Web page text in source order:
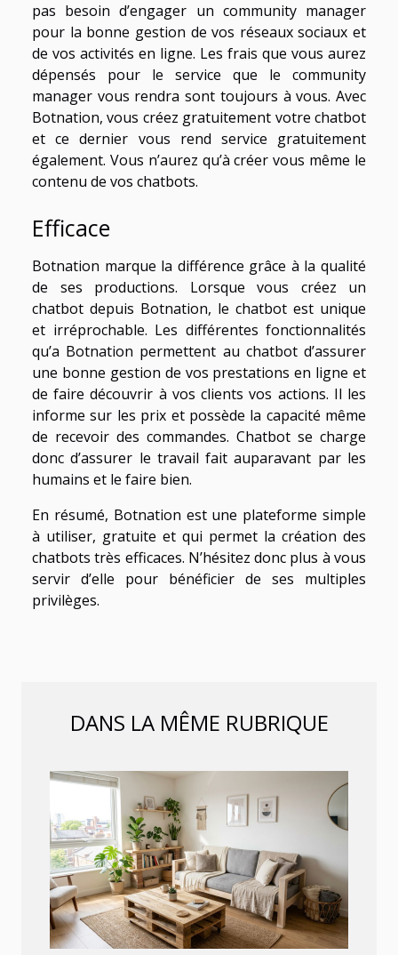
pas besoin d’engager un community manager
pour la bonne gestion de vos réseaux sociaux et
de vos activités en ligne. Les frais que vous aurez
dépensés pour le service que le community
manager vous rendra sont toujours à vous. Avec
Botnation, vous créez gratuitement votre chatbot
et ce dernier vous rend service gratuitement
également. Vous n’aurez qu’à créer vous même le
contenu de vos chatbots.
Efficace
Botnation marque la différence grâce à la qualité
de ses productions. Lorsque vous créez un
chatbot depuis Botnation, le chatbot est unique
et irréprochable. Les différentes fonctionnalités
qu’a Botnation permettent au chatbot d’assurer
une bonne gestion de vos prestations en ligne et
de faire découvrir à vos clients vos actions. Il les
informe sur les prix et possède la capacité même
de recevoir des commandes. Chatbot se charge
donc d’assurer le travail fait auparavant par les
humains et le faire bien.
En résumé, Botnation est une plateforme simple
à utiliser, gratuite et qui permet la création des
chatbots très efficaces. N’hésitez donc plus à vous
servir d’elle pour bénéficier de ses multiples
privilèges.
DANS LA MÊME RUBRIQUE